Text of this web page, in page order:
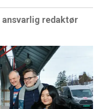
ansvarlig redaktør